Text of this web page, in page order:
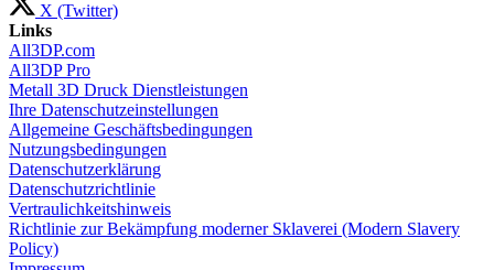
X (Twitter)
Links
All3DP.com
All3DP Pro
Metall 3D Druck Dienstleistungen
Ihre Datenschutzeinstellungen
Allgemeine Geschäftsbedingungen
Nutzungsbedingungen
Datenschutzerklärung
Datenschutzrichtlinie
Vertraulichkeitshinweis
Richtlinie zur Bekämpfung moderner Sklaverei (Modern Slavery
Policy)